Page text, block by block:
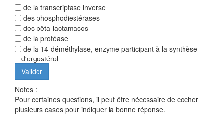
de la transcriptase inverse
des phosphodiestérases
des bêta-lactamases
de la protéase
de la 14-déméthylase, enzyme participant à la synthèse
d'ergostérol
Notes :
Pour certaines questions, il peut être nécessaire de cocher
plusieurs cases pour indiquer la bonne réponse.